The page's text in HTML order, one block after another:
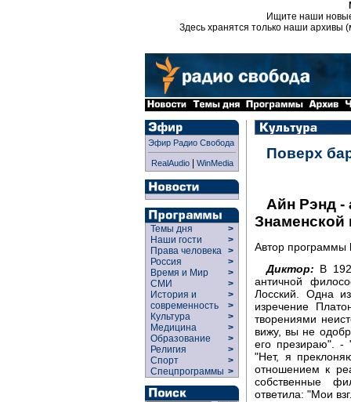
Ищите наши
Здесь хранятся только наши архивы
Эфир Радио Свобода
RealAudio| WinMedia
Темы дня
>
Наши гости
>
Права человека >
Россия
>
Время и Мир
>
СМИ
>
История и
современность
>
>
Культура
>
Медицина
>
Образование
>
Религия
>
Спорт
>
Спецпрограммы >
Поверх
Айн Рэнд
Автор программы
Диктор: В
античной
Лосский. Одна
изречение
творениями
вижу, вы не
его презираю". -
"Нет, я
отношением к
собственные
ответила: "Мои